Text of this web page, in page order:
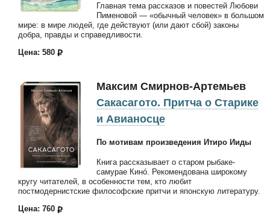
Главная тема рассказов и повестей Любови
Пименовой — «обычный человек» в большом
мире: в мире людей, где действуют (или дают сбой) законы
добра, правды и справедливости.
Цена: 580
Максим Смирнов-Артемьев
Сакасагото. Притча о Старике
и Авианосце
По мотивам произведения Итиро Ииды
Книга рассказывает о старом рыбаке-
самурае Кинó. Рекомендована широкому
кругу читателей, в особенности тем, кто любит
постмодернистские философские притчи и японскую литературу.
Цена: 760